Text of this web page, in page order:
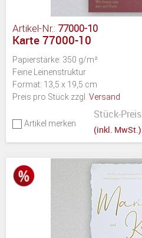
Artikel-Nr.: 77000-10
Karte 77000-10
Papierstärke: 350 g/m²
Feine Leinenstruktur
Format: 13,5 x 19,5 cm
Preis pro Stück zzgl. Versand
Artikel merken
Stück-Preis
(inkl. MwSt.)